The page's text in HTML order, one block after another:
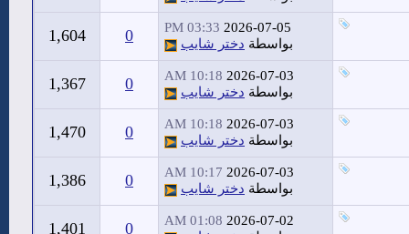
2026-07-05
03:33 PM
بواسطة دختر شايب 0
1,604
2026-07-03
10:18 AM
بواسطة دختر شايب 0
1,367
2026-07-03
10:18 AM
بواسطة دختر شايب 0
1,470
2026-07-03
10:17 AM
بواسطة دختر شايب 0
1,386
2026-07-02
01:08 AM
0
1,401